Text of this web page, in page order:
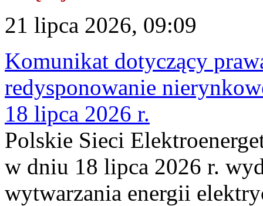
21 lipca 2026, 09:09
Komunikat dotyczący
redysponowanie
18 lipca 2026 r.
Polskie Sieci
w dniu 18 lipca 2026 r.
wytwarzania energii